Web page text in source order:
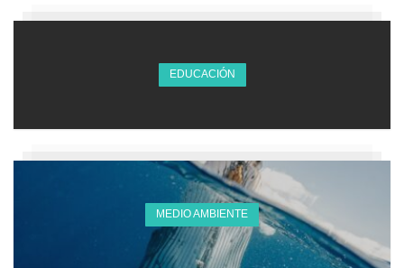
EDUCACIÓN
MEDIO AMBIENTE